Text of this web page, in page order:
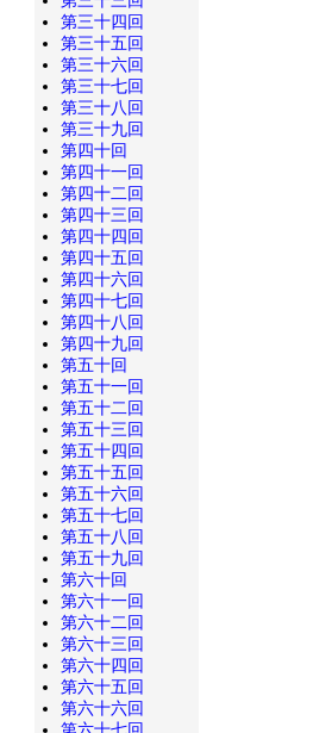
第三十四回
第三十五回
第三十六回
第三十七回
第三十八回
第三十九回
第四十回
第四十一回
第四十二回
第四十三回
第四十四回
第四十五回
第四十六回
第四十七回
第四十八回
第四十九回
第五十回
第五十一回
第五十二回
第五十三回
第五十四回
第五十五回
第五十六回
第五十七回
第五十八回
第五十九回
第六十回
第六十一回
第六十二回
第六十三回
第六十四回
第六十五回
第六十六回
第六十七回